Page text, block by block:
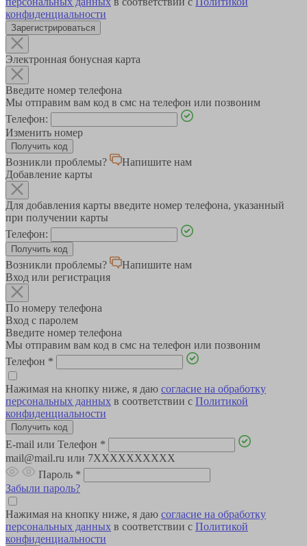
конфиденциальности
Зарегистрироваться
Электронная бонусная карта
Введите номер телефона
Мы отправим вам код в смс на телефон или позвоним
Телефон:
Изменить номер
Возникли проблемы?
Напишите нам
Добавление карты
Для добавления карты введите номер телефона, указанный
при получении карты
Телефон:
Возникли проблемы?
Напишите нам
Вход или регистрация
По номеру телефона
Вход с паролем
Введите номер телефона
Мы отправим вам код в смс на телефон или позвоним
Телефон *
Нажимая на кнопку ниже, я даю согласие на обработку
персональных данных в соответствии с Политикой
конфиденциальности
E-mail или Телефон *
mail@mail.ru или 7XXXXXXXXXX
Пароль *
Забыли пароль?
Нажимая на кнопку ниже, я даю согласие на обработку
персональных данных в соответствии с Политикой
конфиденциальности